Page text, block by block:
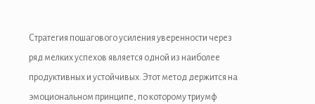
Стратегия пошагового усиления уверенности через
ряд мелких успехов является одной из наиболее
продуктивных и устойчивых. Этот метод держится на
эмоциональном принципе, по которому триумф